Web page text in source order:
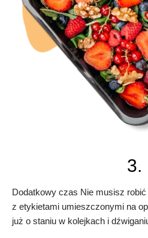
3.
Dodatkowy czas Nie musisz
z etykietami umieszczonymi na
już o staniu w kolejkach i